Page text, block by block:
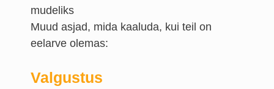
Muud asjad, mida kaaluda, kui teil on
eelarve olemas:
Valgustus